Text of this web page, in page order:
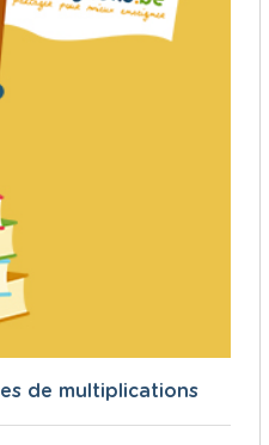
de multiplications